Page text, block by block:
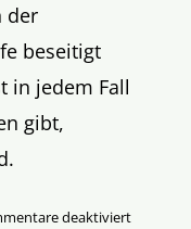
der
beseitigt
in jedem Fall
gibt,
deaktiviertfür